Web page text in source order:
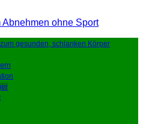
gesunden, schlanken Körper